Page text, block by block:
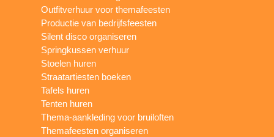
Outfitverhuur voor themafeesten
Productie van bedrijfsfeesten
Silent disco organiseren
Springkussen verhuur
Stoelen huren
Straatartiesten boeken
Tafels huren
Tenten huren
Thema-aankleding voor bruiloften
Themafeesten organiseren